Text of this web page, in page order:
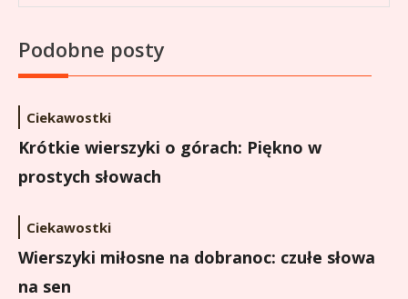
Podobne posty
Ciekawostki
Krótkie wierszyki o górach: Piękno w
prostych słowach
Ciekawostki
Wierszyki miłosne na dobranoc: czułe słowa
na sen